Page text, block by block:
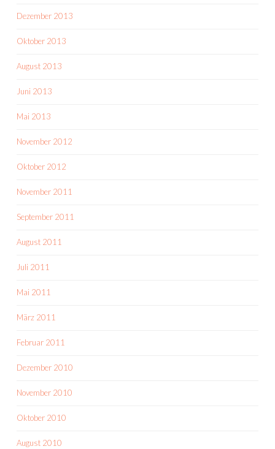
Dezember 2013
Oktober 2013
August 2013
Juni 2013
Mai 2013
November 2012
Oktober 2012
November 2011
September 2011
August 2011
Juli 2011
Mai 2011
März 2011
Februar 2011
Dezember 2010
November 2010
Oktober 2010
August 2010